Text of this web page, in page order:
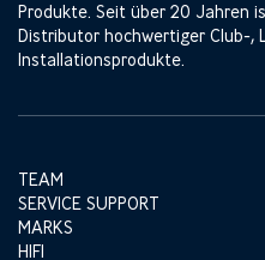
Produkte. Seit über 20 Jahren
Distributor hochwertiger Club-,
Installationsprodukte.
TEAM
SERVICE SUPPORT
MARKS
HIFI